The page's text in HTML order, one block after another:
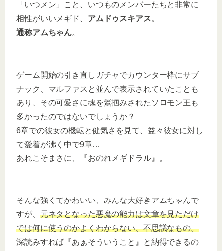
「いつメン」こと、いつものメンバーたちと非常に
相性がいいメギド、 アムドゥスキアス。
通称アムちゃん。
ゲーム開始の引き直しガチャでカウンター枠にサブ
ナック、マルファスと並んで表示されていたことも
あり、その可愛さに魂を鷲掴みされたソロモン王も
多かったのではないでしょうか？
6章での彼女の機転と健気さを見て、益々彼女に対し
て愛着が沸く中で9章…
あれこそまさに、『おのれメギドラル』。
そんな強くてかわいい、みんな大好きアムちゃんで
すが、 元ネタとなった悪魔の能力は文章を見ただけ
では何に使うのかよくわからない、不思議なもの。
深読みすれば『あぁそういうこと』と納得できるの